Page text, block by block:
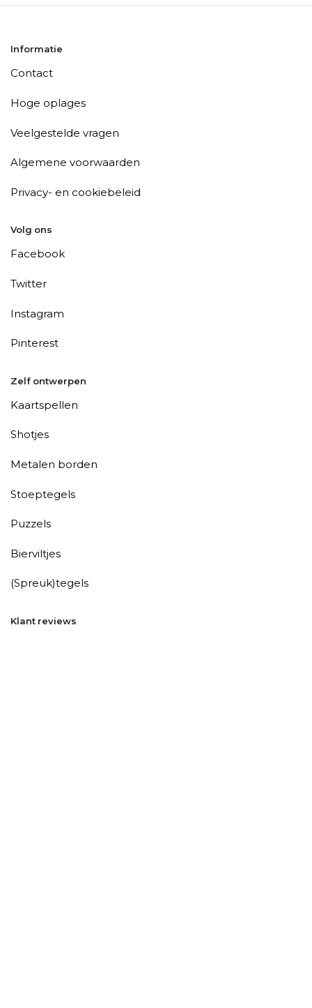
Informatie
Contact
Hoge oplages
Veelgestelde vragen
Algemene voorwaarden
Privacy- en cookiebeleid
Volg ons
Facebook
Twitter
Instagram
Pinterest
Zelf ontwerpen
Kaartspellen
Shotjes
Metalen borden
Stoeptegels
Puzzels
Bierviltjes
(Spreuk)tegels
Klant reviews